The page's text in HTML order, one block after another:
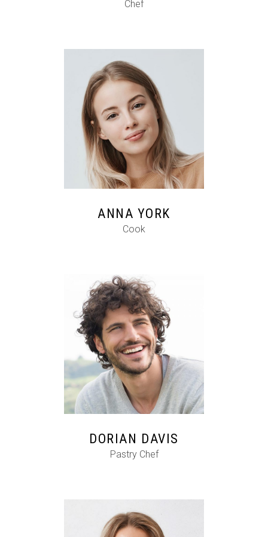
Chef
FB IN
ANNA YORK
Cook
FB IG IN
DORIAN DAVIS
Pastry Chef